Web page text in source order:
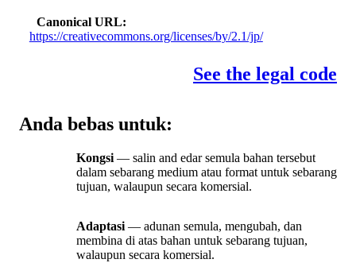
Canonical URL
https://creativecommons.org/licenses/by/2.1/jp/
See the legal code
Anda bebas untuk:
Kongsi — salin and edar semula bahan tersebut
dalam sebarang medium atau format untuk sebarang
tujuan, walaupun secara komersial.
Adaptasi — adunan semula, mengubah, dan
membina di atas bahan untuk sebarang tujuan,
walaupun secara komersial.